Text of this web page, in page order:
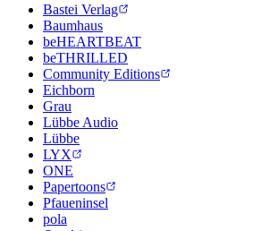
Bastei Verlag
Baumhaus
beHEARTBEAT
beTHRILLED
Community Editions
Eichborn
Grau
Lübbe Audio
Lübbe
LYX
ONE
Papertoons
Pfaueninsel
pola